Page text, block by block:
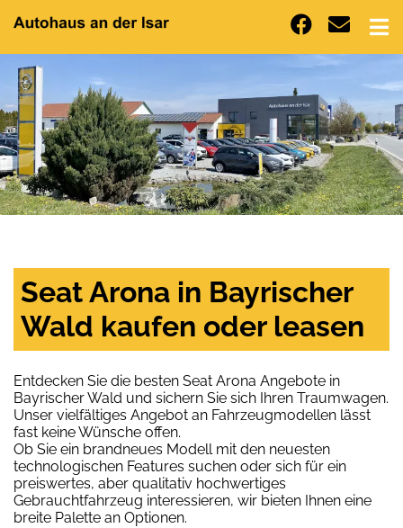
Seat Arona in Bayrischer
Wald kaufen oder leasen
Entdecken Sie die besten Seat Arona Angebote in
Bayrischer Wald und sichern Sie sich Ihren Traumwagen.
Unser vielfältiges Angebot an Fahrzeugmodellen lässt
fast keine Wünsche offen.
Ob Sie ein brandneues Modell mit den neuesten
technologischen Features suchen oder sich für ein
preiswertes, aber qualitativ hochwertiges
Gebrauchtfahrzeug interessieren, wir bieten Ihnen eine
breite Palette an Optionen.